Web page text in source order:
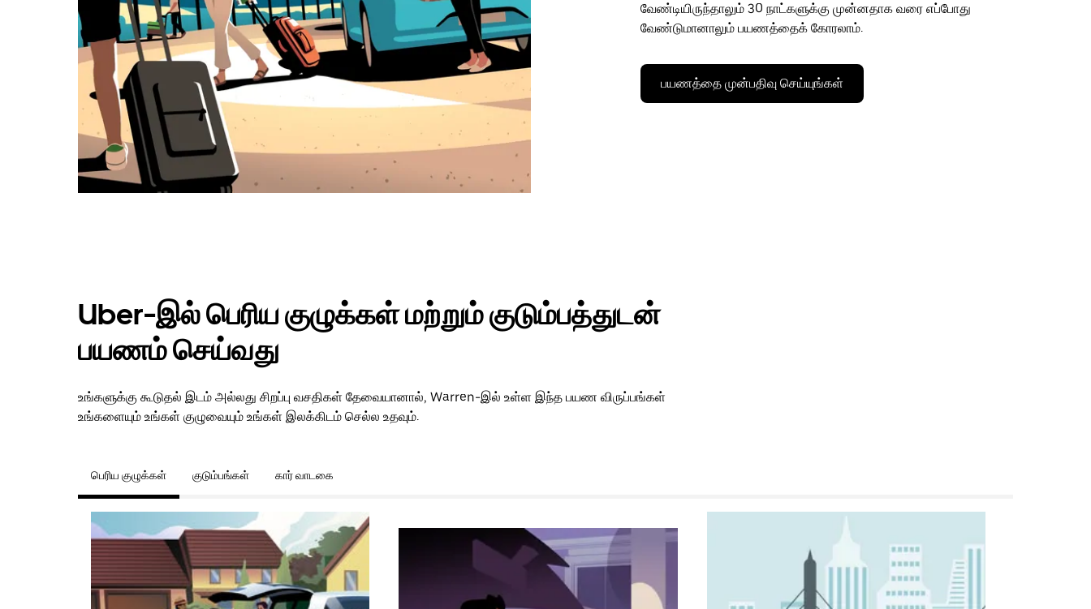
வேண்டியிருந்தாலும் 30 நாட்களுக்கு முன்னதாக வரை எப்போது
வேண்டுமானாலும் பயணத்தைக் கோரலாம்.
பயணத்தை முன்பதிவு செய்யுங்கள்
Uber-இல் பெரிய குழுக்கள் மற்றும் குடும்பத்துடன்
பயணம் செய்வது
உங்களுக்கு கூடுதல் இடம் அல்லது சிறப்பு வசதிகள் தேவையானால், Warren-இல் உள்ள இந்த பயண விருப்பங்கள்
உங்களையும் உங்கள் குழுவையும் உங்கள் இலக்கிடம் செல்ல உதவும்.
பெரிய குழுக்கள் குடும்பங்கள் கார் வாடகை